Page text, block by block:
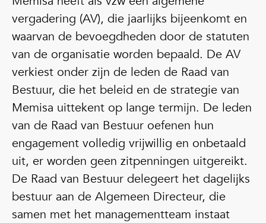
vergadering (AV), die jaarlijks bijeenkomt en
waarvan de bevoegdheden door de statuten
van de organisatie worden bepaald. De AV
verkiest onder zijn de leden de Raad van
Bestuur, die het beleid en de strategie van
Memisa uittekent op lange termijn. De leden
van de Raad van Bestuur oefenen hun
engagement volledig vrijwillig en onbetaald
uit, er worden geen zitpenningen uitgereikt.
De Raad van Bestuur delegeert het dagelijks
bestuur aan de Algemeen Directeur, die
samen met het managementteam instaat